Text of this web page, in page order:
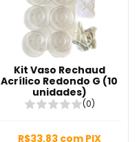
Kit Vaso Rechaud
Acrílico Redondo G (10
unidades)
(0)
R$33,83 com PIX